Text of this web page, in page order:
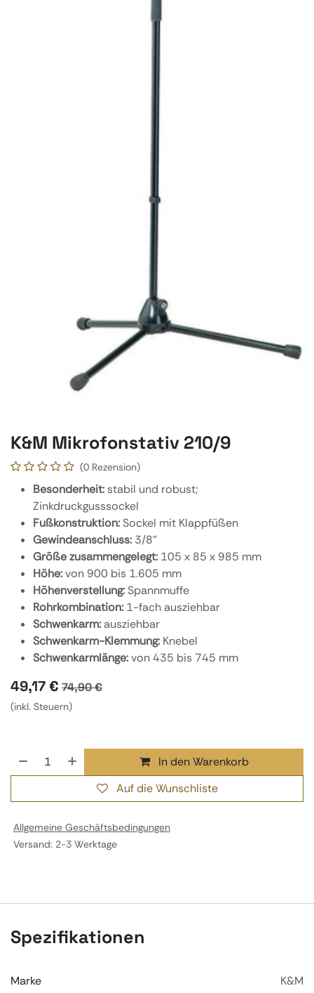
K&M Mikrofonstativ 210/9
(0 Rezension)
Besonderheit: stabil und robust;
Zinkdruckgusssockel
Fußkonstruktion:Sockel mit Klappfüßen
Gewindeanschluss: 3/8"
Größe zusammengelegt: 105 x 85 x 985 mm
Höhe:von 900 bis 1.605 mm
Höhenverstellung:Spannmuffe
Rohrkombination: 1-fach ausziehbar
Schwenkarm:ausziehbar
Schwenkarm-Klemmung: Knebel
Schwenkarmlänge:von 435 bis 745 mm
49,17€ 74,90€
(inkl. Steuern)
In den Warenkorb
Auf die Wunschliste
Allgemeine Geschäftsbedingungen
Versand: 2-3 Werktage
Spezifikationen
Marke K&M